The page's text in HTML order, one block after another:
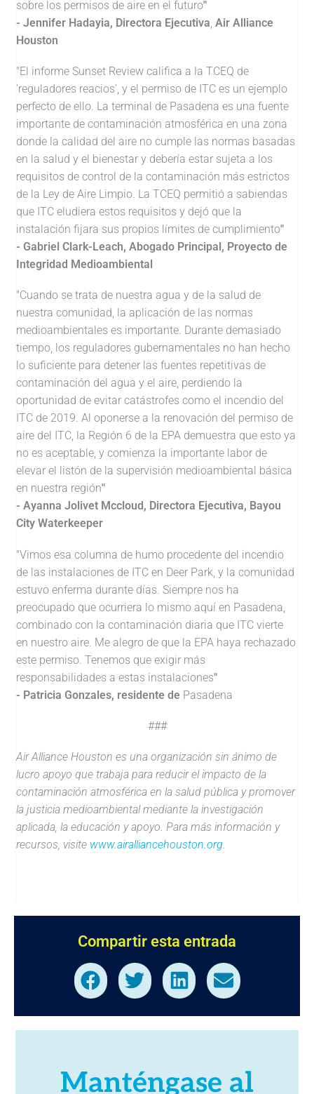
sobre los permisos de aire en el futuro"
- Jennifer Hadayia, Directora Ejecutiva, Air Alliance
Houston
"El informe Sunset Review califica a la TCEQ de
'reguladores reacios', y el permiso de ITC es un ejemplo
perfecto de ello. La terminal de Pasadena es una fuente
importante de contaminación atmosférica en una zona
donde la calidad del aire no cumple las normas basadas
en la salud y el bienestar y debería estar sujeta a los
requisitos de control de la contaminación más estrictos
de la Ley de Aire Limpio. La TCEQ permitió a sabiendas
que ITC eludiera estos requisitos y dejó que la
instalación fijara sus propios límites de cumplimiento"
- Gabriel Clark-Leach, Abogado Principal, Proyecto de
Integridad Medioambiental
"Cuando se trata de nuestra agua y de la salud de
nuestra comunidad, la aplicación de las normas
medioambientales es importante. Durante demasiado
tiempo, los reguladores gubernamentales no han hecho
lo suficiente para detener las fuentes repetitivas de
contaminación del agua y el aire, perdiendo la
oportunidad de evitar catástrofes como el incendio del
ITC de 2019. Al oponerse a la renovación del permiso de
aire del ITC, la Región 6 de la EPA demuestra que esto ya
no es aceptable, y comienza la importante labor de
elevar el listón de la supervisión medioambiental básica
en nuestra región"
- Ayanna Jolivet Mccloud, Directora Ejecutiva, Bayou
City Waterkeeper
"Vimos esa columna de humo procedente del incendio
de las instalaciones de ITC en Deer Park, y la comunidad
estuvo enferma durante días. Siempre nos ha
preocupado que ocurriera lo mismo aquí en Pasadena,
combinado con la contaminación diaria que ITC vierte
en nuestro aire. Me alegro de que la EPA haya rechazado
este permiso. Tenemos que exigir más
responsabilidades a estas instalaciones"
- Patricia Gonzales, residente de Pasadena
###
Air Alliance Houston es una organización sin ánimo de
lucro apoyo que trabaja para reducir el impacto de la
contaminación atmosférica en la salud pública y promover
la justicia medioambiental mediante la investigación
aplicada, la educación y apoyo. Para más información y
recursos, visite www.airalliancehouston.org.
Compartir esta entrada
Manténgase al